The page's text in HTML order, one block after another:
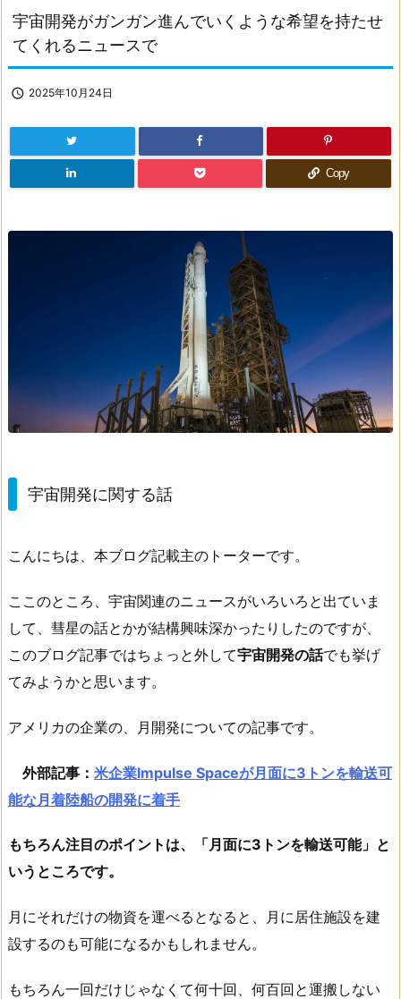
宇宙開発がガンガン進んでいくような希望を持たせ
てくれるニュースで
 2025年10月24日
Copy
宇宙開発に関する話
こんにちは、本ブログ記載主のトーターです。
ここのところ、宇宙関連のニュースがいろいろと出ていま
して、彗星の話とかが結構興味深かったりしたのですが、
このブログ記事ではちょっと外して宇宙開発の話でも挙げ
てみようかと思います。
アメリカの企業の、月開発についての記事です。
外部記事： 米企業Impulse Spaceが月面に3トンを輸送可
能な月着陸船の開発に着手
もちろん注目のポイントは、「月面に3トンを輸送可能」と
いうところです。
月にそれだけの物資を運べるとなると、月に居住施設を建
設するのも可能になるかもしれません。
もちろん一回だけじゃなくて何十回、何百回と運搬しない